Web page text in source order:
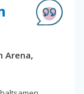
Arena,